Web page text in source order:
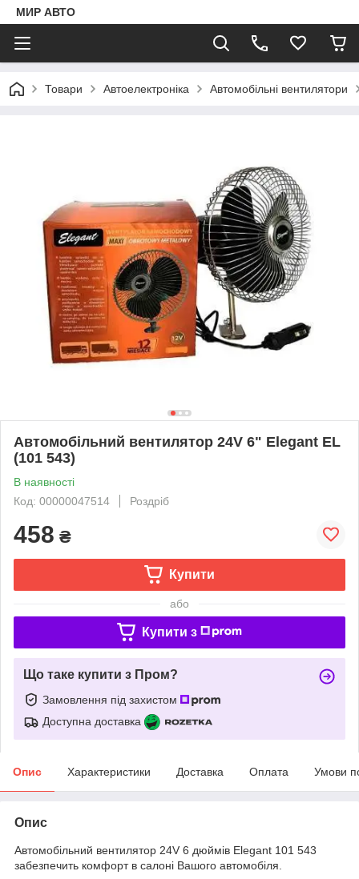
МИР АВТО
Товари Автоелектроніка Автомобільні вентилятори
Автомобільний вентилятор 24V 6" Elegant EL
(101 543)
В наявності
Код: 00000047514
Роздріб
458 ₴
Купити
або
Купити з
Що таке купити з Пром?
Замовлення під захистом
Доступна доставка
Опис Характеристики Доставка Оплата Умови
Опис
Автомобільний вентилятор 24V 6 дюймів Elegant 101 543
забезпечить комфорт в салоні Вашого автомобіля.